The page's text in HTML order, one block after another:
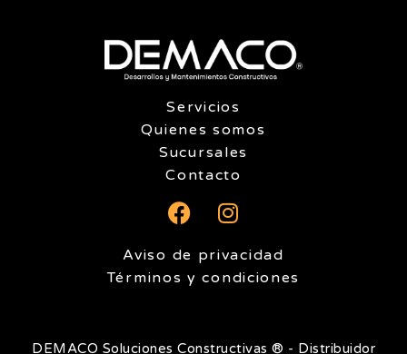
Servicios
Quienes somos
Sucursales
Contacto
F
c
e
o
I
s
t
r
Aviso de privacidad
Términos y condiciones
DEMACO Soluciones Constructivas ® - Distribuidor